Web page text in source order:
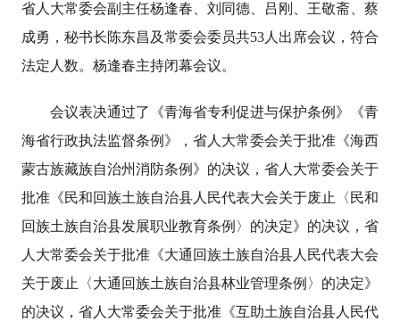
省人大常委会副主任杨逢春、刘同德、吕刚、王敬斋、蔡
成勇，秘书长陈东昌及常委会委员共53人出席会议，符合
法定人数。杨逢春主持闭幕会议。
会议表决通过了《青海省专利促进与保护条例》《青
海省行政执法监督条例》，省人大常委会关于批准《海西
蒙古族藏族自治州消防条例》的决议，省人大常委会关于
批准《民和回族土族自治县人民代表大会关于废止〈民和
回族土族自治县发展职业教育条例〉的决定》的决议，省
人大常委会关于批准《大通回族土族自治县人民代表大会
关于废止〈大通回族土族自治县林业管理条例〉的决定》
的决议，省人大常委会关于批准《互助土族自治县人民代